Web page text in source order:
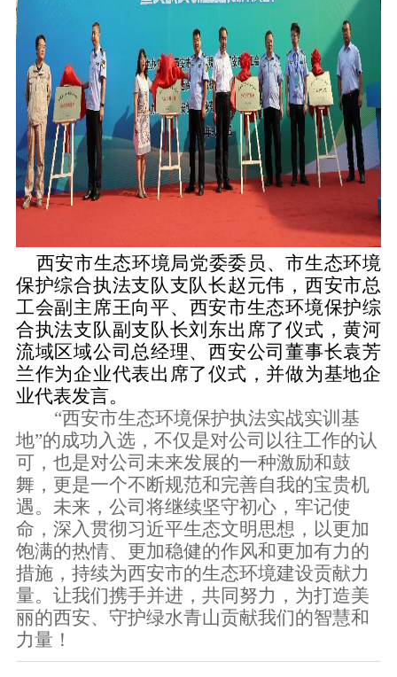
西安市生态环境局党委委员、市生态环境
保护综合执法支队支队长赵元伟 ， 西安市总
工会副主席王向平、 西安市生态环境保护综
合执法支队副支队长刘东出席了仪式，黄河
流域区域公司总经理、西安公司董事长袁芳
兰作为企业代表出席了仪式，并做为基地企
业代表发言。
“西安市生态环境保护执法实战实训基
地”的成功入选，不仅是对公司 以往工作的认
可，也是对公司 未来发展的一种激励和鼓
舞，更是一个不断规范和完善自我的宝贵机
遇。未来，公司将继续坚守初心， 牢记使
命，深入贯彻习近平生态文明思想，以更加
饱满的热情、更加稳健的作风和更加有力的
措施，持续为西安市的生态环境建设贡献力
量。让我们携手并进，共同努力，为打造美
丽的西安、守护绿水青山贡献我们的智慧和
力量！